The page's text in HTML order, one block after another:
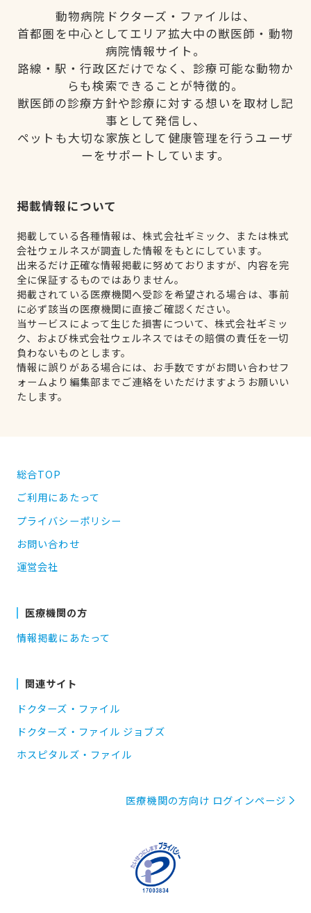
動物病院ドクターズ・ファイルは、
首都圏を中心としてエリア拡大中の獣医師・動物
病院情報サイト。
路線・駅・行政区だけでなく、診療可能な動物か
らも検索できることが特徴的。
獣医師の診療方針や診療に対する想いを取材し記
事として発信し、
ペットも大切な家族として健康管理を行うユーザ
ーをサポートしています。
掲載情報について
掲載している各種情報は、株式会社ギミック、または株式
会社ウェルネスが調査した情報をもとにしています。
出来るだけ正確な情報掲載に努めておりますが、内容を完
全に保証するものではありません。
掲載されている医療機関へ受診を希望される場合は、事前
に必ず該当の医療機関に直接ご確認ください。
当サービスによって生じた損害について、株式会社ギミッ
ク、および株式会社ウェルネスではその賠償の責任を一切
負わないものとします。
情報に誤りがある場合には、お手数ですがお問い合わせフ
ォームより編集部までご連絡をいただけますようお願いい
たします。
総合TOP
ご利用にあたって
プライバシーポリシー
お問い合わせ
運営会社
医療機関の方
情報掲載にあたって
関連サイト
ドクターズ・ファイル
ドクターズ・ファイル ジョブズ
ホスピタルズ・ファイル
医療機関の方向け ログインページ